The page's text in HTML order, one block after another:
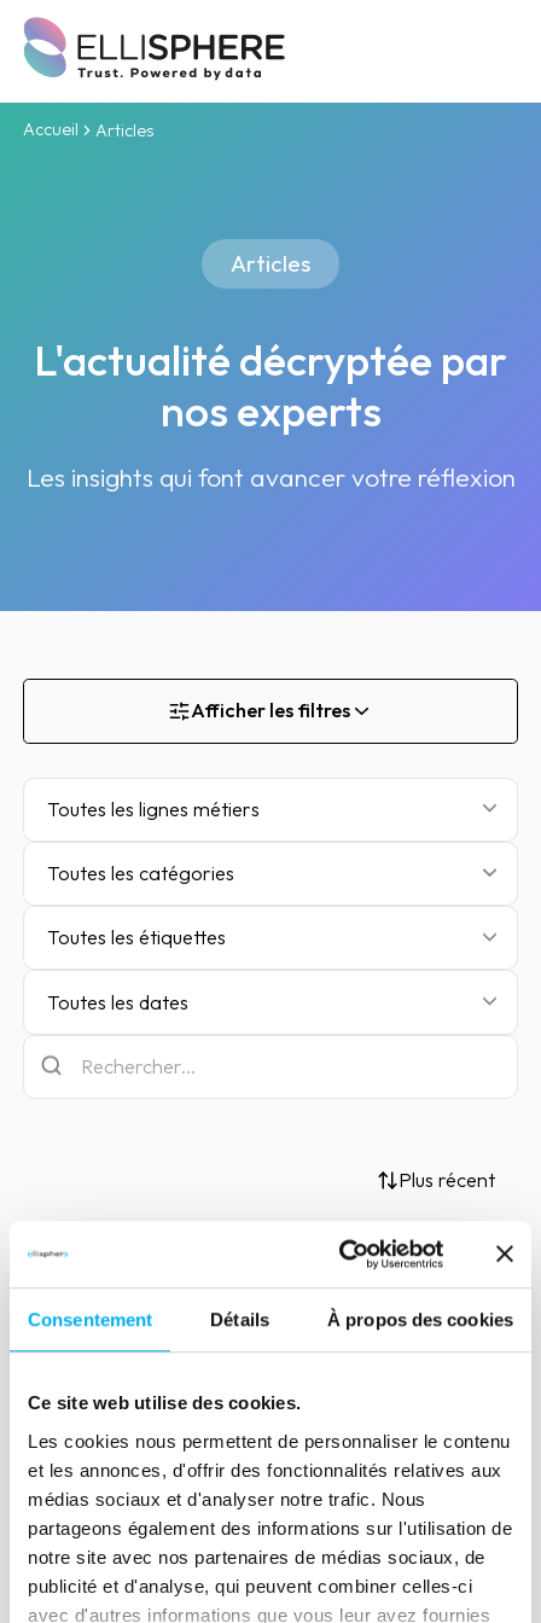
Consentement Détails À propos des cookies
Ce site web utilise des cookies.
Les cookies nous permettent de personnaliser le contenu
et les annonces, d'offrir des fonctionnalités relatives aux
médias sociaux et d'analyser notre trafic. Nous
partageons également des informations sur l'utilisation de
notre site avec nos partenaires de médias sociaux, de
publicité et d'analyse, qui peuvent combiner celles-ci
avec d'autres informations que vous leur avez fournies
Accueil Articles
Articles
L'actualité décryptée par
nos experts
Les insights qui font avancer votre réflexion
Afficher les filtres
Toutes les lignes métiers
Toutes les catégories
Toutes les étiquettes
Toutes les dates
Plus récent
Article
Introductions en bourse :
25 janvier 2022 Risk management
Les introductions en bourse (IPOs) ont
battu de nombreux records sur les
marchés financiers en 2021. Retour sur
ce phénomène qui ne cesse de prendre
de l'ampleur.